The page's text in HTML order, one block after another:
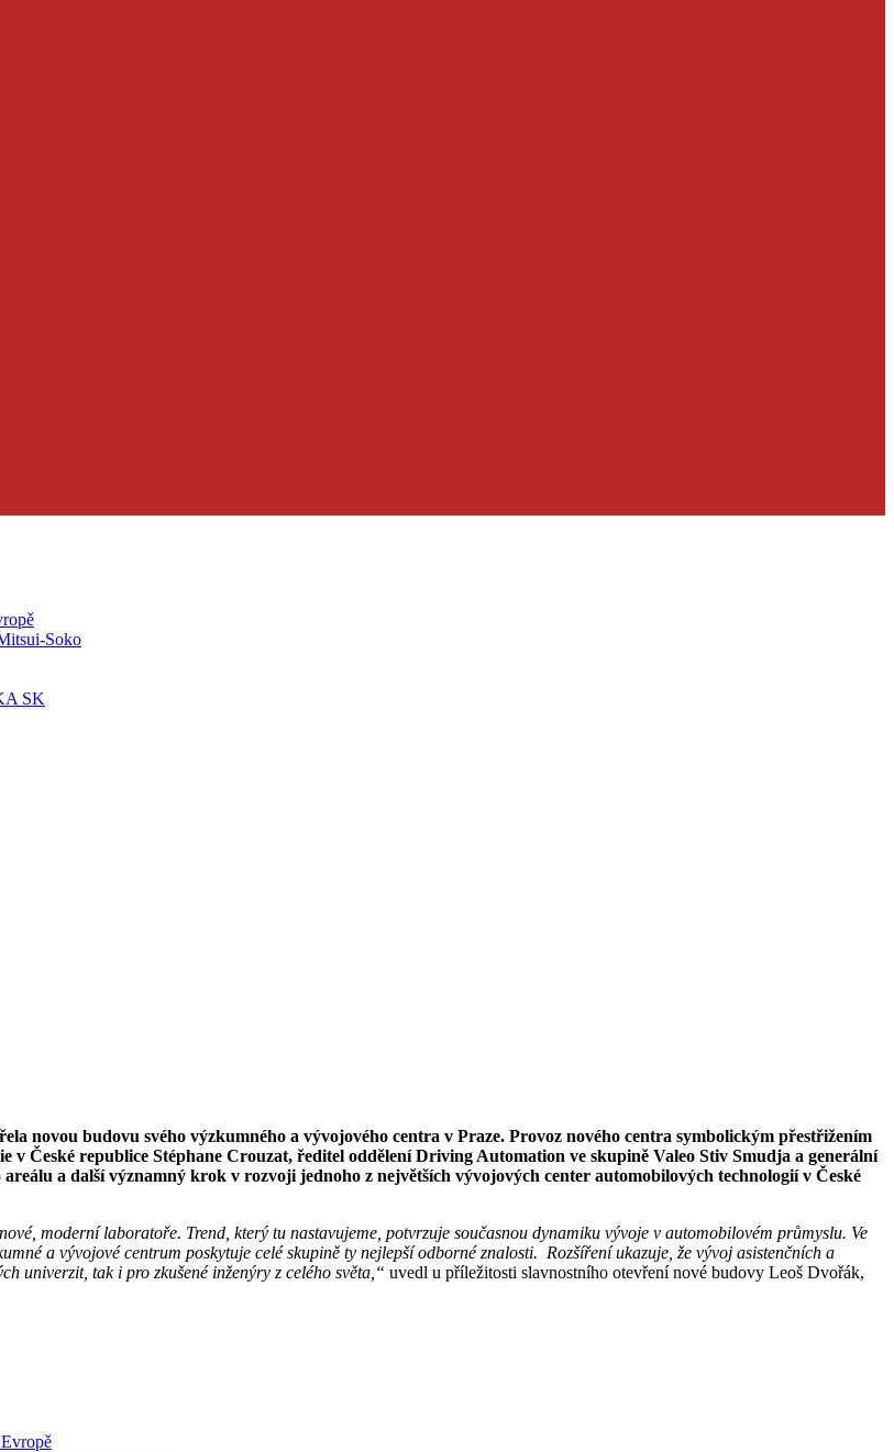
Soko
SK
novou budovu svého výzkumného a vývojového centra v Praze. Provoz nového centra symbolickým přestřižením
České republice Stéphane Crouzat, ředitel oddělení Driving Automation ve skupině Valeo Stiv Smudja a generální
a další významný krok v rozvoji jednoho z největších vývojových center automobilových technologií v České
moderní laboratoře. Trend, který tu nastavujeme, potvrzuje současnou dynamiku vývoje v automobilovém průmyslu. Ve
a vývojové centrum poskytuje celé skupině ty nejlepší odborné znalosti. Rozšíření ukazuje, že vývoj asistenčních a
univerzit, tak i pro zkušené inženýry z celého světa,“ uvedl u příležitosti slavnostního otevření nové budovy Leoš Dvořák,